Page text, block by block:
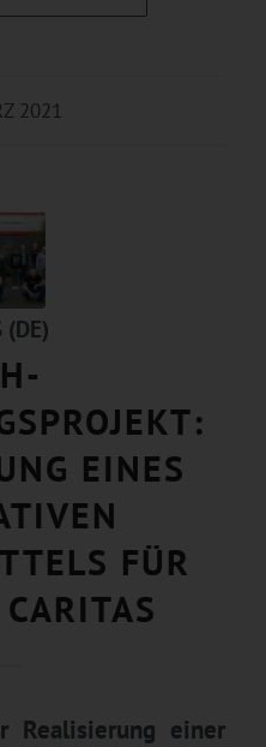
2021
(DE)
EINES
FÜR
Realisierung einer